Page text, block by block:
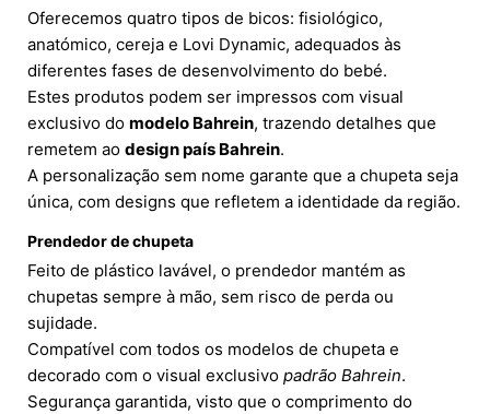
Oferecemos quatro tipos de bicos: fisiológico,
anatómico, cereja e Lovi Dynamic, adequados às
diferentes fases de desenvolvimento do bebé.
Estes produtos podem ser impressos com visual
exclusivo do modelo Bahrein, trazendo detalhes que
remetem ao design país Bahrein.
A personalização sem nome garante que a chupeta seja
única, com designs que refletem a identidade da região.
Prendedor de chupeta
Feito de plástico lavável, o prendedor mantém as
chupetas sempre à mão, sem risco de perda ou
sujidade.
Compatível com todos os modelos de chupeta e
decorado com o visual exclusivo padrão Bahrein.
Segurança garantida, visto que o comprimento do